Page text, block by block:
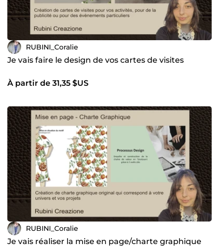
RUBINI_Coralie
Je vais faire le design de vos cartes de visites
À partir de 31,35 $US
RUBINI_Coralie
Je vais réaliser la mise en page/charte graphique